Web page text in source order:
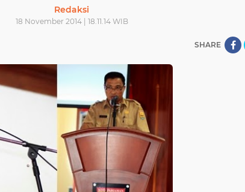
Redaksi
18 November 2014 | 18.11.14 WIB
SHARE